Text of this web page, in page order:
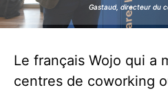
Gastaud, directeur du
Gastaud, directeur du
Le français Wojo qui a
centres de coworking